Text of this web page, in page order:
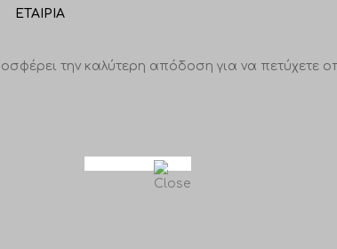
ΕΤΑΙΡΊΑ
την καλύτερη απόδοση για να πετύχετε